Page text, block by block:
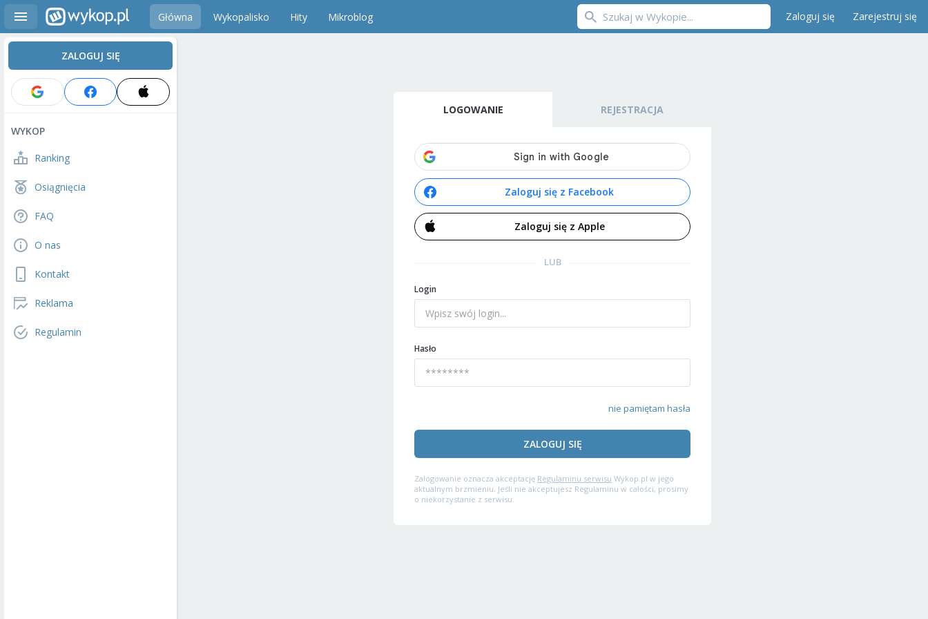
Główna Wykopalisko Hity Mikroblog Zaloguj się Zarejestruj się
ZALOGUJ SIĘ
WYKOP
Ranking
Osiągnięcia
FAQ
O nas
Kontakt
Reklama
Regulamin
LOGOWANIE REJESTRACJA
Zaloguj się z Facebook
Zaloguj się z Apple
LUB
Login
Hasło
nie pamiętam hasła
ZALOGUJ SIĘ
Zalogowanie oznacza akceptację Regulaminu serwisu Wykop.pl w jego
aktualnym brzmieniu. Jeśli nie akceptujesz Regulaminu w całości, prosimy
o niekorzystanie z serwisu.